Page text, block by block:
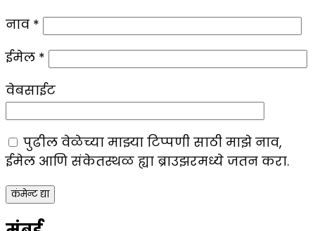
नाव *
ईमेल *
वेबसाईट
पुढील वेळेच्या माझ्या टिप्पणी साठी माझे नाव,
ईमेल आणि संकेतस्थळ ह्या ब्राउझरमध्ये जतन करा.